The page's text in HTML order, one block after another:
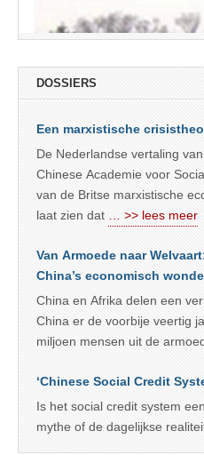
DOSSIERS
Een marxistische
De Nederlandse vertaling
Chinese Academie voor
van de Britse marxistische
laat zien dat
… >> lees meer
Van Armoede naar
China’s economisch
China en Afrika delen een
China er de voorbije veertig
miljoen mensen uit de
‘Chinese Social Credit
Is het social credit system
mythe of de dagelijkse